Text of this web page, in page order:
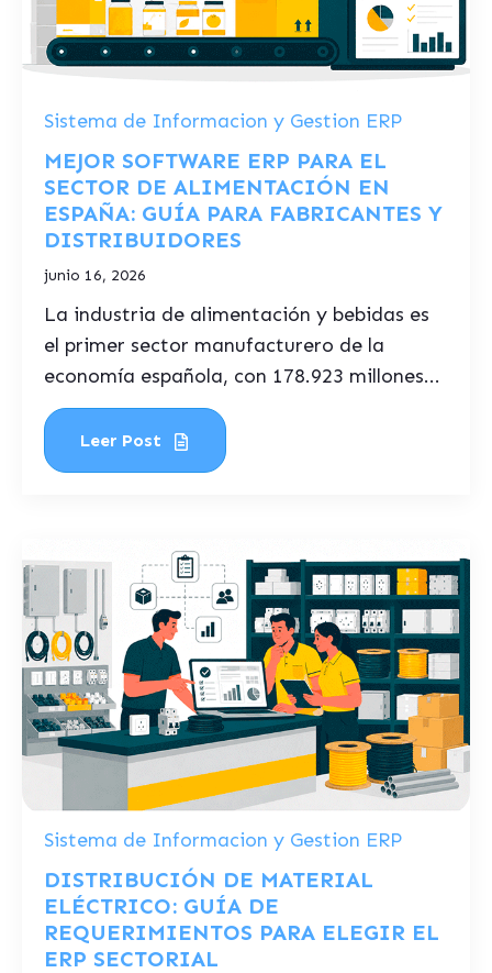
Sistema de Informacion y Gestion ERP
MEJOR SOFTWARE ERP PARA EL
SECTOR DE ALIMENTACIÓN EN
ESPAÑA: GUÍA PARA FABRICANTES Y
DISTRIBUIDORES
junio 16, 2026
La industria de alimentación y bebidas es
el primer sector manufacturero de la
economía española, con 178.923 millones...
Leer Post
Sistema de Informacion y Gestion ERP
DISTRIBUCIÓN DE MATERIAL
ELÉCTRICO: GUÍA DE
REQUERIMIENTOS PARA ELEGIR EL
ERP SECTORIAL